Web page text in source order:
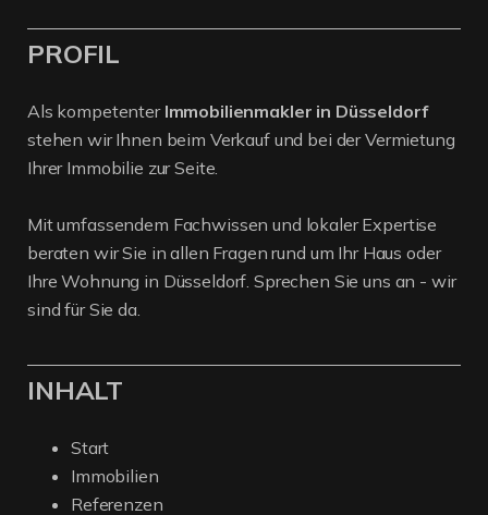
PROFIL
Als kompetenter Immobilienmakler in Düsseldorf
stehen wir Ihnen beim Verkauf und bei der Vermietung
Ihrer Immobilie zur Seite.
Mit umfassendem Fachwissen und lokaler Expertise
beraten wir Sie in allen Fragen rund um Ihr Haus oder
Ihre Wohnung in Düsseldorf. Sprechen Sie uns an - wir
sind für Sie da.
INHALT
Start
Immobilien
Referenzen